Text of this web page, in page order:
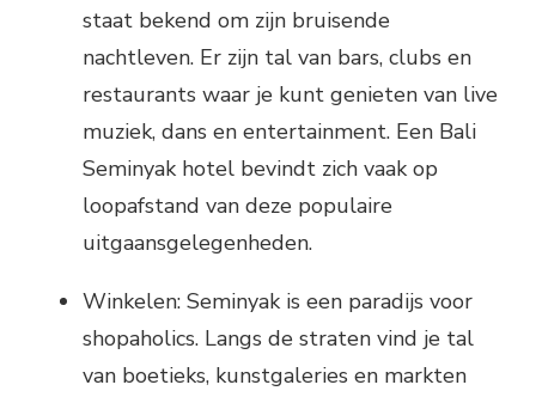
staat bekend om zijn bruisende
nachtleven. Er zijn tal van bars, clubs en
restaurants waar je kunt genieten van live
muziek, dans en entertainment. Een Bali
Seminyak hotel bevindt zich vaak op
loopafstand van deze populaire
uitgaansgelegenheden.
Winkelen: Seminyak is een paradijs voor
shopaholics. Langs de straten vind je tal
van boetieks, kunstgaleries en markten